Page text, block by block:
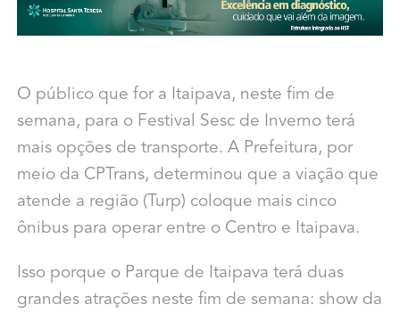
O público que for a Itaipava, neste fim de
semana, para o Festival Sesc de Inverno terá
mais opções de transporte. A Prefeitura, por
meio da CPTrans, determinou que a viação que
atende a região (Turp) coloque mais cinco
ônibus para operar entre o Centro e Itaipava.
Isso porque o Parque de Itaipava terá duas
grandes atrações neste fim de semana: show da